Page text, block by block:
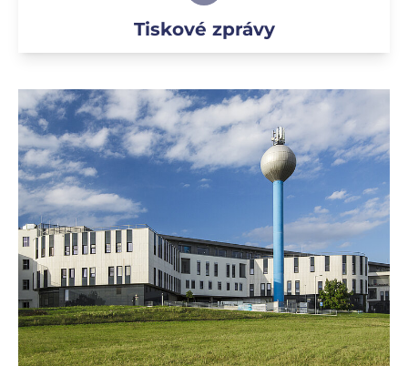
Tiskové zprávy